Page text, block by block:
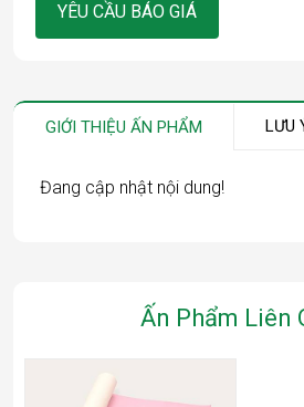
YÊU CẦU BÁO GIÁ
GIỚI THIỆU ẤN PHẨM LƯU
Đang cập nhật nội dung!
Ấn Phẩm Liên